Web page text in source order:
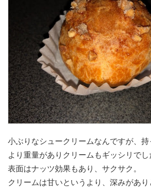
小ぶりなシュークリームなんですが、
より重量がありクリームもギッシリでし
表面はナッツ効果もあり、サクサク。
クリームは甘いというより、深みがあり